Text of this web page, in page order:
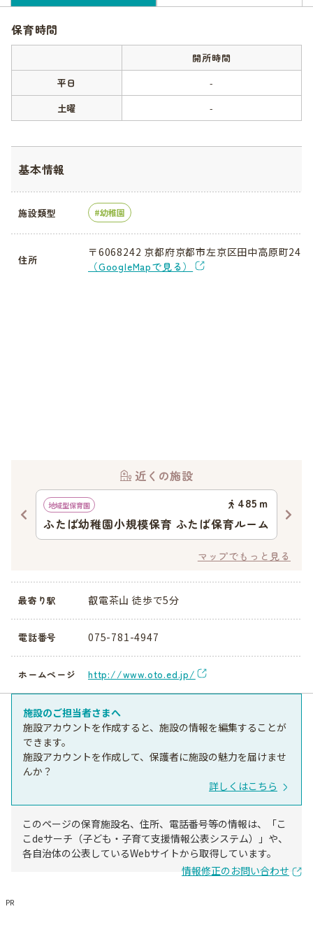
保育時間
開所時間
平日
-
土曜
-
基本情報
施設類型 幼稚園
住所
〒6068242 京都府京都市左京区田中高原町24
（GoogleMapで見る）
近くの施設
地域型保育園 485 ｍ
ふたば幼稚園小規模保育 ふたば保育ルーム
マップでもっと見る
最寄り駅 叡電茶山 徒歩で5分
電話番号 075-781-4947
ホームページ http://www.oto.ed.jp/
施設のご担当者さまへ
施設アカウントを作成すると、施設の情報を編集することが
できます。
施設アカウントを作成して、保護者に施設の魅力を届けませ
んか？
詳しくはこちら
このページの保育施設名、住所、電話番号等の情報は、「こ
こdeサーチ（子ども・子育て支援情報公表システム）」や、
各自治体の公表しているWebサイトから取得しています。
情報修正のお問い合わせ
PR